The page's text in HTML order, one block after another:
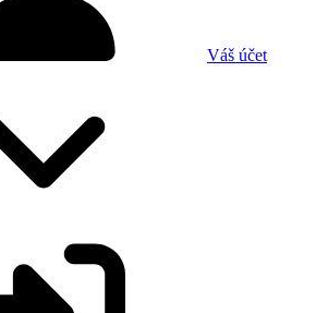
Váš účet